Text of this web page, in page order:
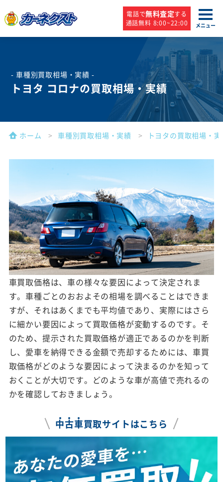
電話で無料査定する
通話無料 8:00~22:00
メニュー
- 車種別買取相場・実績 -
トヨタ コロナの買取相場・実績
ホーム 車種別買取相場・実績 トヨタの買取相場・
車買取価格は、車の様々な要因によって決定されま
す。車種ごとのおおよその相場を調べることはできま
すが、それはあくまでも平均値であり、実際にはさら
に細かい要因によって買取価格が変動するのです。そ
のため、提示された買取価格が適正であるのかを判断
し、愛車を納得できる金額で売却するためには、車買
取価格がどのような要因によって決まるのかを知って
おくことが大切です。どのような車が高値で売れるの
かを確認しておきましょう。
中古車買取サイトはこちら